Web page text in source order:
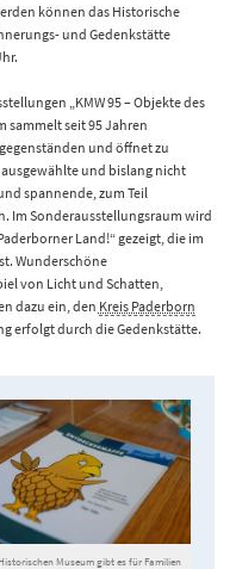
können das Historische
und Gedenkstätte
„KMW 95 – Objekte des
sammelt seit 95 Jahren
und öffnet zu
und bislang nicht
spannende, zum Teil
Im Sonderausstellungsraum wird
Land!“ gezeigt, die im
Wunderschöne
von Licht und Schatten,
dazu ein, den Kreis Paderborn
erfolgt durch die Gedenkstätte.
Museum gibt es für Familien